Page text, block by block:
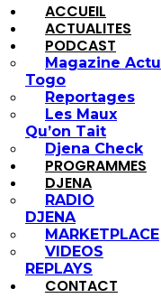
ACCUEIL
ACTUALITES
PODCAST
Magazine Actu
Togo
Reportages
Les Maux
Qu’on Tait
Djena Check
PROGRAMMES
DJENA
RADIO
DJENA
MARKETPLACE
VIDEOS
REPLAYS
CONTACT